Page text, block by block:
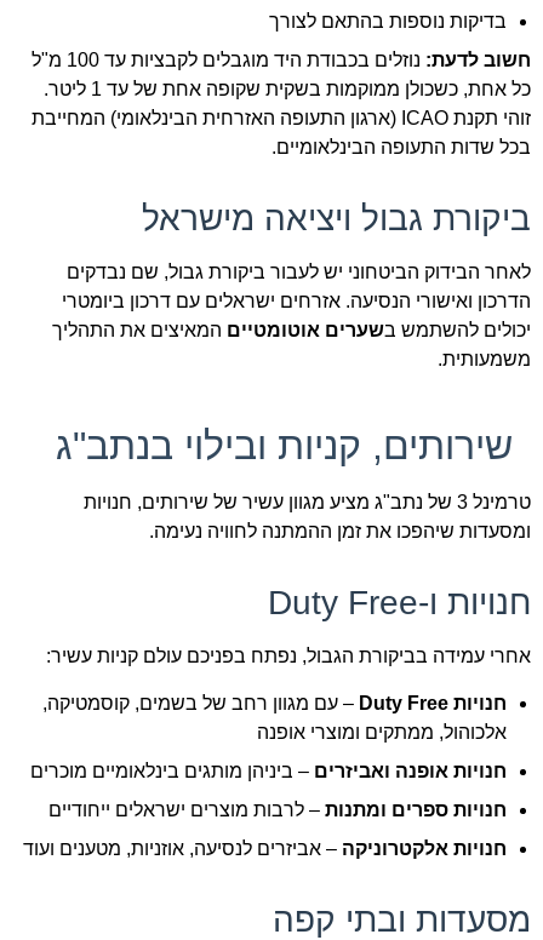
בדיקות נוספות בהתאם לצורך
חשוב לדעת:
נוזלים בכבודת היד מוגבלים לקבציות עד 100 מ"ל
כל אחת, כשכולן ממוקמות בשקית שקופה אחת של עד 1 ליטר.
זוהי תקנת ICAO (ארגון התעופה האזרחית הבינלאומי) המחייבת
בכל שדות התעופה הבינלאומיים.
ביקורת גבול ויציאה מישראל
לאחר הבידוק הביטחוני יש לעבור ביקורת גבול, שם נבדקים
הדרכון ואישורי הנסיעה. אזרחים ישראלים עם דרכון ביומטרי
יכולים להשתמש בשערים אוטומטיים המאיצים את התהליך
משמעותית.
שירותים, קניות ובילוי בנתב"ג
טרמינל 3 של נתב"ג מציע מגוון עשיר של שירותים, חנויות
ומסעדות שיהפכו את זמן ההמתנה לחוויה נעימה.
חנויות ו-Duty Free
אחרי עמידה בביקורת הגבול, נפתח בפניכם עולם קניות עשיר:
חנויות Duty Free
– עם מגוון רחב של בשמים, קוסמטיקה,
אלכוהול, ממתקים ומוצרי אופנה
חנויות אופנה ואביזרים – ביניהן מותגים בינלאומיים מוכרים
חנויות ספרים ומתנות – לרבות מוצרים ישראלים ייחודיים
חנויות אלקטרוניקה – אביזרים לנסיעה, אוזניות, מטענים ועוד
מסעדות ובתי קפה